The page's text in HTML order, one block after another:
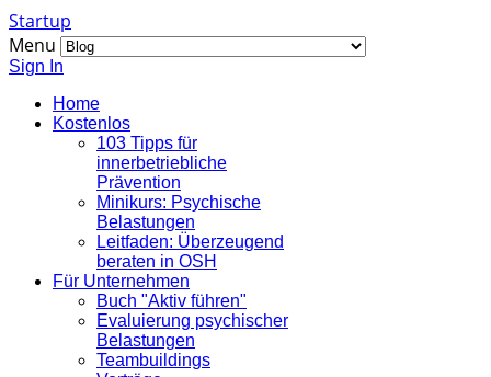
Startup
Menu
Sign In
Home
Kostenlos
103 Tipps für
innerbetriebliche
Prävention
Minikurs: Psychische
Belastungen
Leitfaden: Überzeugend
beraten in OSH
Für Unternehmen
Buch "Aktiv führen"
Evaluierung psychischer
Belastungen
Teambuildings